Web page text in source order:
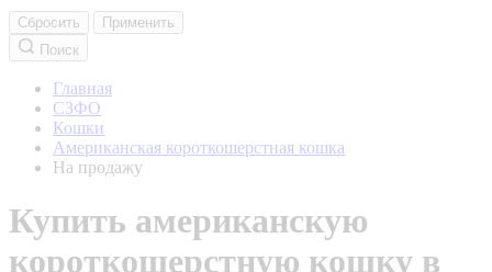
Сбросить
Применить
Поиск
Главная
СЗФО
Кошки
Американская короткошерстная кошка
На продажу
Купить американскую
короткошерстную кошку в